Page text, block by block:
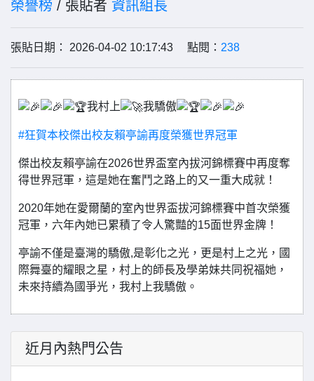
榮譽榜 / 張貼者 資訊組長
張貼日期： 2026-04-02 10:17:43 點閱： 238
我村上 我驕傲
#狂賀本校傑出校友賴亭諭再度榮獲世界冠軍
傑出校友賴亭諭在2026世界盃室內拔河錦標賽中再度奪
得世界冠軍，這是她在奮鬥之路上的又一重大成就！
2020年她在愛爾蘭的室內世界盃拔河錦標賽中首次榮獲
冠軍，六年內她已累積了令人驚豔的15面世界金牌！
亭諭不僅是臺灣的驕傲,是彰化之光，更是村上之光，國
際舞臺的耀眼之星，村上的師長及學弟妹共同祝福她，
未來持續為國爭光，我村上我驕傲。
近月內熱門公告